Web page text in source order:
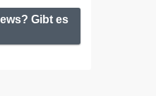
Gibt es